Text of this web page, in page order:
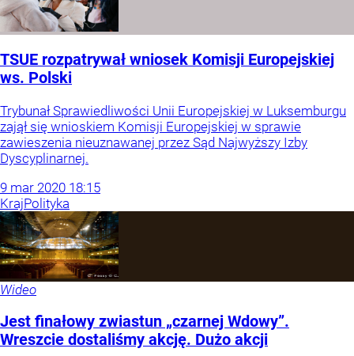
TSUE rozpatrywał wniosek Komisji Europejskiej
ws. Polski
Trybunał Sprawiedliwości Unii Europejskiej w Luksemburgu
zajął się wnioskiem Komisji Europejskiej w sprawie
zawieszenia nieuznawanej przez Sąd Najwyższy Izby
Dyscyplinarnej.
9 mar 2020 18:15
KrajPolityka
Wideo
Jest finałowy zwiastun „czarnej Wdowy”.
Wreszcie dostaliśmy akcję. Dużo akcji